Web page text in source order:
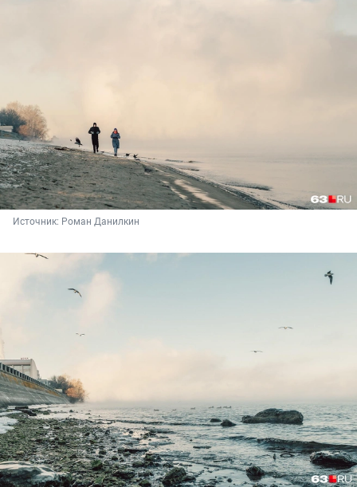
Источник: Роман Данилкин